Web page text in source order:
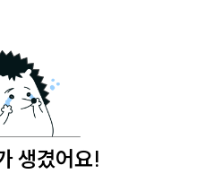
생겼어요!